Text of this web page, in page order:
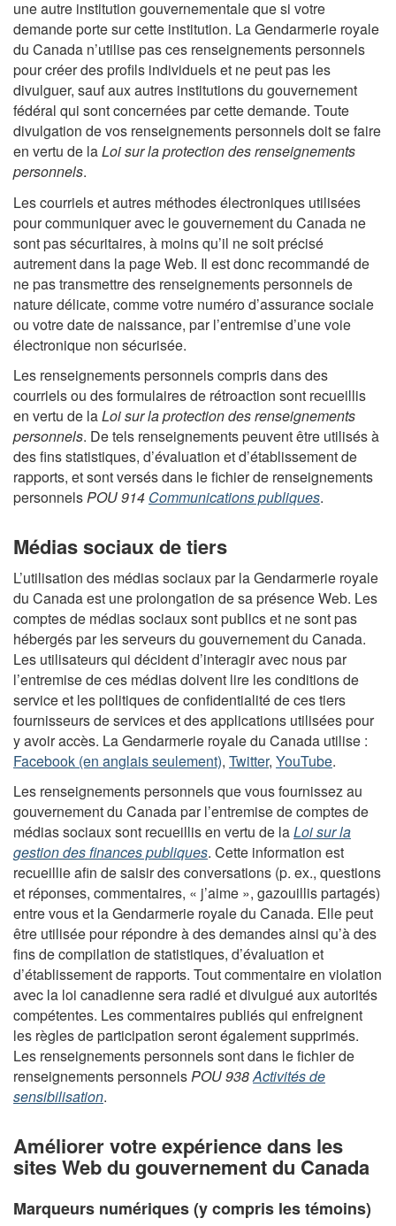
une autre institution gouvernementale que si votre
demande porte sur cette institution. La Gendarmerie royale
du Canada n’utilise pas ces renseignements personnels
pour créer des profils individuels et ne peut pas les
divulguer, sauf aux autres institutions du gouvernement
fédéral qui sont concernées par cette demande. Toute
divulgation de vos renseignements personnels doit se faire
en vertu de laLoi sur la protection des renseignements
personnels.
Les courriels et autres méthodes électroniques utilisées
pour communiquer avec le gouvernement du Canada ne
sont pas sécuritaires, à moins qu’il ne soit précisé
autrement dans la page Web. Il est donc recommandé de
ne pas transmettre des renseignements personnels de
nature délicate, comme votre numéro d’assurance sociale
ou votre date de naissance, par l’entremise d’une voie
électronique non sécurisée.
Les renseignements personnels compris dans des
courriels ou des formulaires de rétroaction sont recueillis
en vertu de laLoi sur la protection des renseignements
personnels. De tels renseignements peuvent être utilisés à
des fins statistiques, d’évaluation et d’établissement de
rapports, et sont versés dans le fichier de renseignements
personnelsPOU 914 Communications publiques.
Médias sociaux de tiers
L’utilisation des médias sociaux par la Gendarmerie royale
du Canada est une prolongation de sa présence Web. Les
comptes de médias sociaux sont publics et ne sont pas
hébergés par les serveurs du gouvernement du Canada.
Les utilisateurs qui décident d’interagir avec nous par
l’entremise de ces médias doivent lire les conditions de
service et les politiques de confidentialité de ces tiers
fournisseurs de services et des applications utilisées pour
y avoir accès. La Gendarmerie royale du Canada utilise :
Facebook (en anglais seulement), Twitter, YouTube.
Les renseignements personnels que vous fournissez au
gouvernement du Canada par l’entremise de comptes de
médias sociaux sont recueillis en vertu de laLoi sur la
gestion des finances publiques. Cette information est
recueillie afin de saisir des conversations (p. ex., questions
et réponses, commentaires, « j’aime », gazouillis partagés)
entre vous et la Gendarmerie royale du Canada. Elle peut
être utilisée pour répondre à des demandes ainsi qu’à des
fins de compilation de statistiques, d’évaluation et
d’établissement de rapports. Tout commentaire en violation
avec la loi canadienne sera radié et divulgué aux autorités
compétentes. Les commentaires publiés qui enfreignent
les règles de participation seront également supprimés.
Les renseignements personnels sont dans le fichier de
renseignements personnelsPOU 938Activités de
sensibilisation.
Améliorer votre expérience dans les
sites Web du gouvernement du Canada
Marqueurs numériques (y compris les témoins)